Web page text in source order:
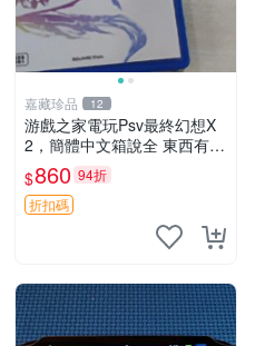
嘉藏珍品 12
游戲之家電玩Psv最終幻想X
2，簡體中文箱說全 東西有現
貨 可以發手物品 無質量問題
售不退不換
$860 94折
折扣碼